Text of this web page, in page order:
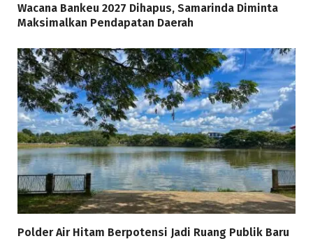
Wacana Bankeu 2027 Dihapus, Samarinda Diminta
Maksimalkan Pendapatan Daerah
Polder Air Hitam Berpotensi Jadi Ruang Publik Baru